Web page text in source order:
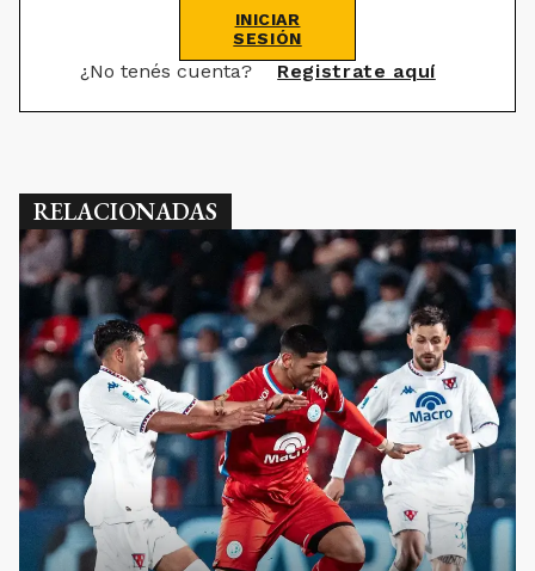
INICIAR
SESIÓN
¿No tenés cuenta? Registrate aquí
RELACIONADAS